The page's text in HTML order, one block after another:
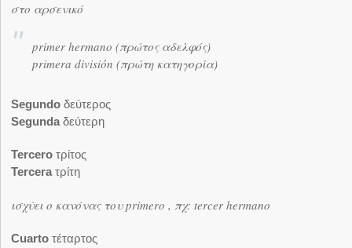
στο αρσενικό
primer hermano (πρώτος αδελφός)
primera división (πρώτη κατηγορία)
Segundoδεύτερος
Segundaδεύτερη
Terceroτρίτος
Terceraτρίτη
ισχύει ο κανόνας του primero , πχ: tercer hermano
Cuartoτέταρτος